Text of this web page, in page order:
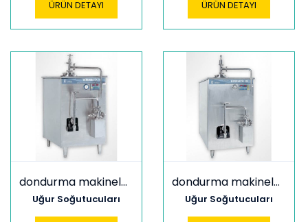
ÜRÜN DETAYI ÜRÜN DETAYI
dondurma makineleri h160
Uğur Soğutucuları
dondurma makineleri h300
Uğur Soğutucuları